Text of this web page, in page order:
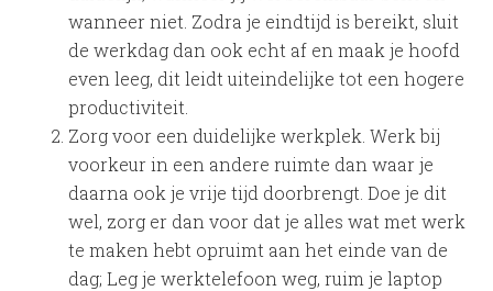
wanneer niet. Zodra je eindtijd is bereikt, sluit
de werkdag dan ook echt af en maak je hoofd
even leeg, dit leidt uiteindelijke tot een hogere
productiviteit.
Zorg voor een duidelijke werkplek. Werk bij
voorkeur in een andere ruimte dan waar je
daarna ook je vrije tijd doorbrengt. Doe je dit
wel, zorg er dan voor dat je alles wat met werk
te maken hebt opruimt aan het einde van de
dag; Leg je werktelefoon weg, ruim je laptop